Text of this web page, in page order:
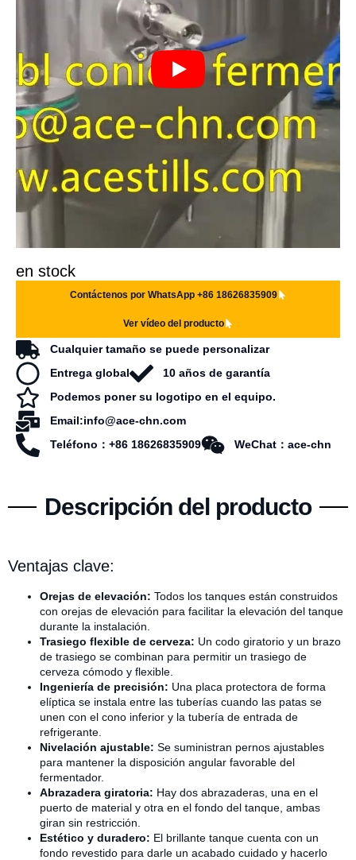
en stock
Contáctenos por WhatsApp +86 18626835909
Ver vídeo del producto
Cualquier tamaño se puede personalizar
Entrega global
10 años de garantía
Podemos poner su logotipo en el equipo.
Email:info@ace-chn.com
Teléfono：+86 18626835909
WeChat：ace-chn
Descripción del producto
Ventajas clave:
Orejas de elevación: Todos los tanques están construidos
con orejas de elevación para facilitar la elevación del tanque
durante la instalación.
Trasiego flexible de cerveza: Un codo giratorio y un brazo
de trasiego se combinan para permitir un trasiego de
cerveza cómodo y flexible.
Ingeniería de precisión: Una placa protectora de forma
elíptica se instala entre las tuberías cuando las patas se
unen con el cono inferior y la tubería de entrada de
refrigerante.
Nivelación ajustable: Se suministran pernos ajustables
para mantener la disposición angular favorable del
fermentador.
Abrazadera giratoria: Hay dos abrazaderas, una en el
puerto de material y otra en el fondo del tanque, ambas
giran sin restricción.
Estético y duradero: El brillante tanque cuenta con un
fondo revestido para darle un acabado cuidado y hacerlo